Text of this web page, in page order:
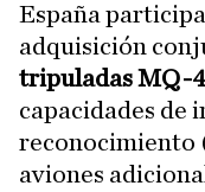
España
adquisición
tripuladas MQ-
capacidades de
reconocimiento
aviones